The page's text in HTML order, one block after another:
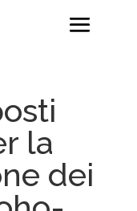
la
dei